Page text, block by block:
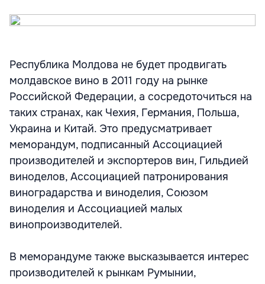
Республика Молдова не будет продвигать
молдавское вино в 2011 году на рынке
Российской Федерации, а сосредоточиться на
таких странах, как Чехия, Германия, Польша,
Украина и Китай. Это предусматривает
меморандум, подписанный Ассоциацией
производителей и экспортеров вин, Гильдией
виноделов, Ассоциацией патронирования
виноградарства и виноделия, Союзом
виноделия и Ассоциацией малых
винопроизводителей.
В меморандуме также высказывается интерес
производителей к рынкам Румынии,